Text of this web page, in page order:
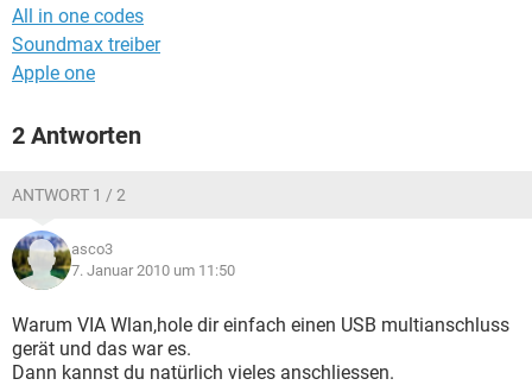
All in one codes
Soundmax treiber
Apple one
2 Antworten
ANTWORT 1 / 2
asco3
7. Januar 2010 um 11:50
Warum VIA Wlan,hole dir einfach einen USB multianschluss
gerät und das war es.
Dann kannst du natürlich vieles anschliessen.